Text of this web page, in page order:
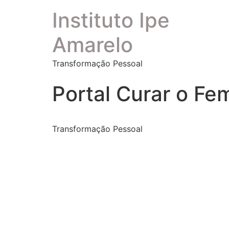
Instituto Ipe
Amarelo
Transformação Pessoal
Portal Curar o
Transformação Pessoal